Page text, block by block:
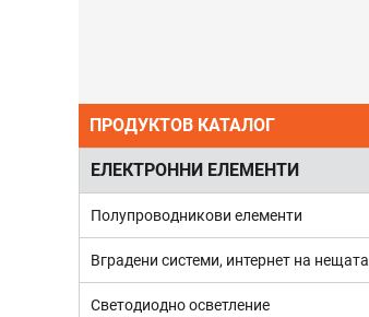
ПРОДУКТОВ КАТАЛОГ
ЕЛЕКТРОННИ ЕЛЕМЕНТИ
Полупроводникови елементи
Вградени системи, интернет на нещата
Светодиодно осветление